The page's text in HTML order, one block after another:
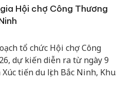
Hội chợ Công Thương
tổ chức Hội chợ Công
dự kiến diễn ra từ ngày 9
tiến du lịch Bắc Ninh, Khu